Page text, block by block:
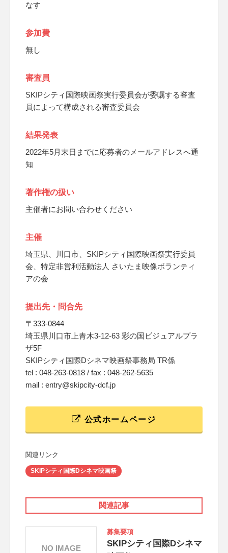
なす
参加費
無し
審査員
SKIPシティ国際映画祭実行委員会が委嘱する審査
員によって構成される審査委員会
結果発表
2022年5月末日までに応募者のメールアドレスへ通
知
著作権の扱い
主催者にお問い合わせください
主催
埼玉県、川口市、SKIPシティ国際映画祭実行委員
会、特定非営利活動法人 さいたま映像ボランティ
アの会
提出先・問合先
〒333-0844
埼玉県川口市上青木3-12-63 彩の国ビジュアルプラ
ザ5F
SKIPシティ国際Dシネマ映画祭事務局 TR係
tel : 048-263-0818 / fax : 048-262-5635
mail : entry@skipcity-dcf.jp
公式ホームページ
関連リンク
SKIPシティ国際Dシネマ映画祭
関連記事
募集要項
SKIPシティ国際Dシネマ
NO IMAGE